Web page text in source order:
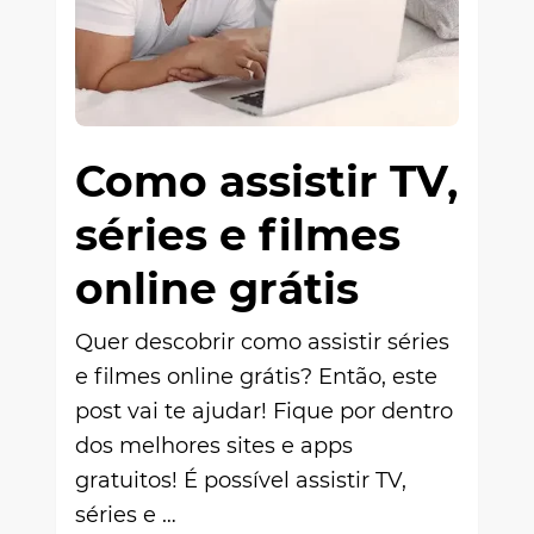
Como assistir TV,
séries e filmes
online grátis
Quer descobrir como assistir séries
e filmes online grátis? Então, este
post vai te ajudar! Fique por dentro
dos melhores sites e apps
gratuitos! É possível assistir TV,
séries e …